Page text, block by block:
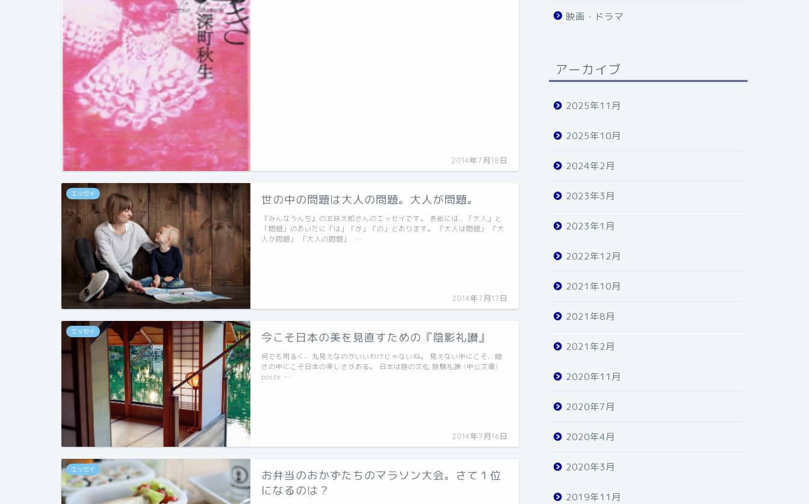
2014年7月18日
エッセイ 世の中の問題は大人の問題。大人が問題。
2014年7月17日
『みんなうんち』の五味太郎さんのエッセイです。 表紙には、「大人」と
「問題」のあいだに「は」「が」「の」とあります。 「大人は問題」 「大
人が問題」 「大人の問題」 …
エッセイ 今こそ日本の美を見直すための『陰影礼讃』
2014年7月16日
何でも明るく、丸見えなのがいいわけじゃないね。 見えない中にこそ、暗
さの中にこそ日本の美しさがある。 日本は陰の文化 陰翳礼讃 (中公文庫)
poste …
エッセイ
お弁当のおかずたちのマラソン大会。さて１位
になるのは？
映画・ドラマ
アーカイブ
2025年11月
2025年10月
2024年2月
2023年3月
2023年1月
2022年12月
2021年10月
2021年8月
2021年2月
2020年11月
2020年7月
2020年4月
2020年3月
2019年11月